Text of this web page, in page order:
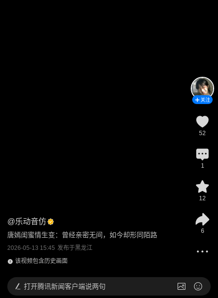
@乐动音仿
唐嫣闺蜜情生变：曾经亲密无间，如今却形同陌路
2026-05-13 15:45 发布于黑龙江
该视频包含历史画面
关注
52
1
12
6
打开腾讯新闻客户端说两句